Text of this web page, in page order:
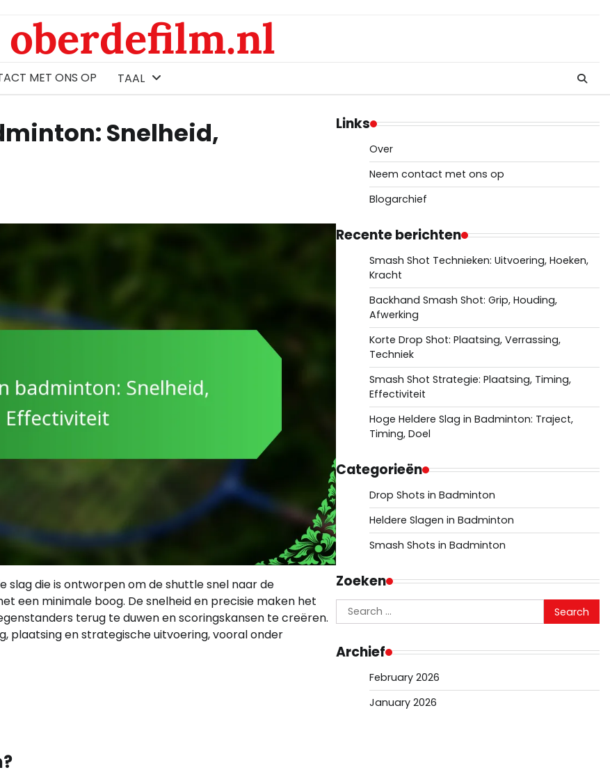
oberdefilm.nl
MET ONS OP TAAL
Snelheid,
slag die is ontworpen om de shuttle snel naar de
een minimale boog. De snelheid en precisie maken het
terug te duwen en scoringskansen te creëren.
plaatsing en strategische uitvoering, vooral onder
Links
Over
Neem contact met ons op
Blogarchief
Recente berichten
Smash Shot Technieken: Uitvoering, Hoeken,
Kracht
Backhand Smash Shot: Grip, Houding,
Afwerking
Korte Drop Shot: Plaatsing, Verrassing,
Techniek
Smash Shot Strategie: Plaatsing, Timing,
Effectiviteit
Hoge Heldere Slag in Badminton: Traject,
Timing, Doel
Categorieën
Drop Shots in Badminton
Heldere Slagen in Badminton
Smash Shots in Badminton
Zoeken
Search
for:
Archief
February 2026
January 2026